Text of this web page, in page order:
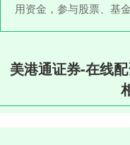
用资金，参与股票、基
美港通证券-在线